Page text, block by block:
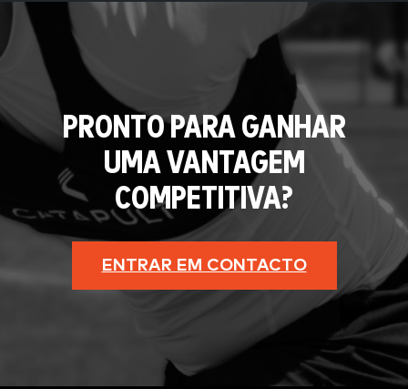
PRONTO PARA GANHAR
UMA VANTAGEM
COMPETITIVA?
ENTRAR EM CONTACTO